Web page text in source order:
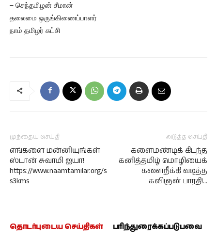
– செந்தமிழன் சீமான்
தலைமை ஒருங்கிணைப்பாளர்
நாம் தமிழர் கட்சி
முந்தைய செய்தி
எங்களை மன்னியுங்கள்
ஸ்டான் சுவாமி ஐயா!
https://www.naamtamilar.org/s
s3kms
அடுத்த செய்தி
களைமண்டிக் கிடந்த
கனித்தமிழ் மொழியைக்
களைநீக்கி வடித்த
கவிஞன் பாரதி!…
தொடர்புடைய செய்திகள் பரிந்துரைக்கப்படுபவை